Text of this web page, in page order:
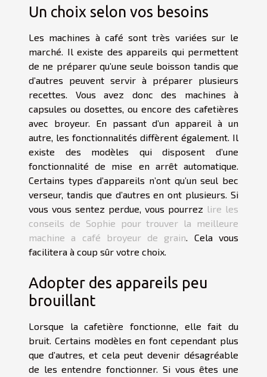
Un choix selon vos besoins
Les machines à café sont très variées sur le
marché. Il existe des appareils qui permettent
de ne préparer qu’une seule boisson tandis que
d’autres peuvent servir à préparer plusieurs
recettes. Vous avez donc des machines à
capsules ou dosettes, ou encore des cafetières
avec broyeur. En passant d’un appareil à un
autre, les fonctionnalités diffèrent également. Il
existe des modèles qui disposent d’une
fonctionnalité de mise en arrêt automatique.
Certains types d’appareils n’ont qu’un seul bec
verseur, tandis que d’autres en ont plusieurs. Si
vous vous sentez perdue, vous pourrez lire les
conseils de Sophie pour trouver la meilleure
machine a café broyeur de grain . Cela vous
facilitera à coup sûr votre choix.
Adopter des appareils peu
brouillant
Lorsque la cafetière fonctionne, elle fait du
bruit. Certains modèles en font cependant plus
que d’autres, et cela peut devenir désagréable
de les entendre fonctionner. Si vous êtes une